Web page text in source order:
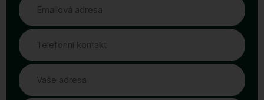
Emailová adresa
Telefonní kontakt
Vaše adresa